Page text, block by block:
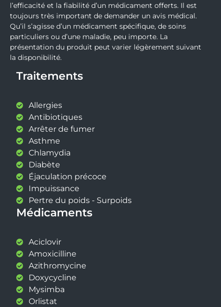
l’efficacité et la fiabilité d’un médicament offerts. Il est
toujours très important de demander un avis médical.
Qu’il s’agisse d’un médicament spécifique, de soins
particuliers ou d’une maladie, peu importe. La
présentation du produit peut varier légèrement suivant
la disponibilité.
Traitements
Allergies
Antibiotiques
Arrêter de fumer
Asthme
Chlamydia
Diabète
Éjaculation précoce
Impuissance
Pertre du poids - Surpoids
Médicaments
Aciclovir
Amoxicilline
Azithromycine
Doxycycline
Mysimba
Orlistat